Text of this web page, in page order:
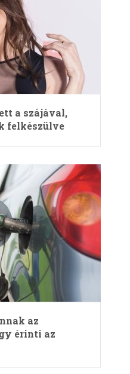
a szájával,
felkészülve
az
érinti az